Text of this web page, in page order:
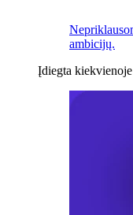
ambicijų.
Įdiegta